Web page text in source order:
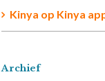
Kinya op Kinya
Archief